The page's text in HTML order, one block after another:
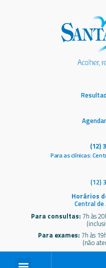
(12)
Para as clínicas:
(12)
Horários
Central
Para consultas: 7h às
Para exames: 7h às
(não